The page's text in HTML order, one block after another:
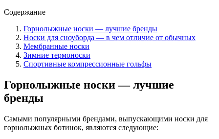
Содержание
Горнолыжные носки — лучшие бренды
Носки для сноуборда — в чем отличие от обычных
Мембранные носки
Зимние термоноски
Спортивные компрессионные гольфы
Горнолыжные носки — лучшие
бренды
Самыми популярными брендами, выпускающими носки для
горнолыжных ботинок, являются следующие: